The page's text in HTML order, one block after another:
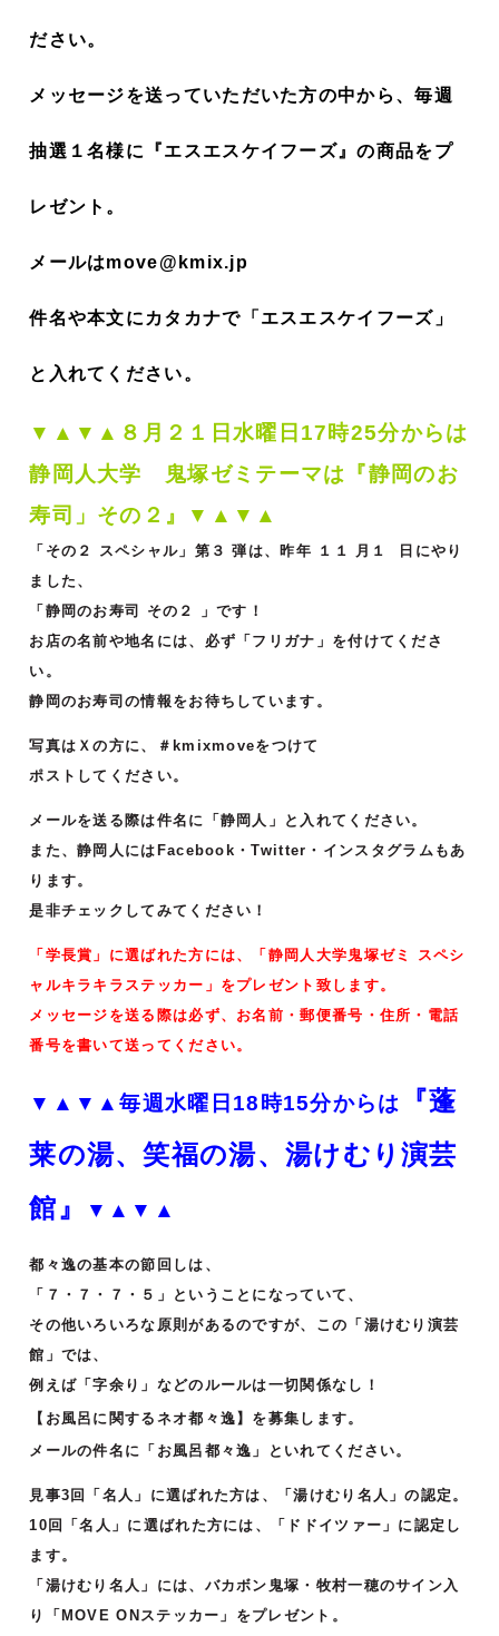
ださい。
メッセージを送っていただいた方の中から、毎週
抽選１名様に『エスエスケイフーズ』の商品をプ
レゼント。
メールはmove@kmix.jp
件名や本文にカタカナで「エスエスケイフーズ」
と入れてください。
▼▲▼▲８ 月２１ 日水曜日17時25分からは
静岡人大学 鬼塚ゼミ テーマは『静岡のお
寿司」その２』▼▲▼▲
「その２ スペシャル」第３ 弾は、昨年 １１ 月１ 日にやり
ました、
「静岡のお寿司 その２ 」です！
お店の名前や地名には、必ず「フリガナ」を付けてくださ
い。
静岡のお寿司の情報をお待ちしています。
写真はＸの方に、＃kmixmoveをつけて
ポストしてください。
メールを送る際は件名に「静岡人」と入れてください。
また、静岡人にはFacebook・Twitter・インスタグラムもあ
ります。
是非チェックしてみてください！
「学長賞」に選ばれた方には、「静岡人大学鬼塚ゼミ スペシ
ャルキラキラステッカー」をプレゼント致します。
メッセージを送る際は必ず、お名前・郵便番号・住所・電話
番号を書いて送ってください。
▼▲▼▲毎週水曜日18時15分からは
『蓬
莱の湯、笑福の湯、湯けむり演芸
館』
▼▲▼▲
都々逸の基本の節回しは、
「７・７・７・５」ということになっていて、
その他いろいろな原則があるのですが、この「湯けむり演芸
館」では、
例えば「字余り」などのルールは一切関係なし！
【お風呂に関するネオ都々逸】を募集します。
メールの件名に「お風呂都々逸」といれてください。
見事3回「名人」に選ばれた方は、「湯けむり名人」の認定。
10回「名人」に選ばれた方には、「ドドイツァー」に認定し
ます。
「湯けむり名人」には、バカボン鬼塚・牧村一穂のサイン入
り「MOVE ONステッカー」をプレゼント。